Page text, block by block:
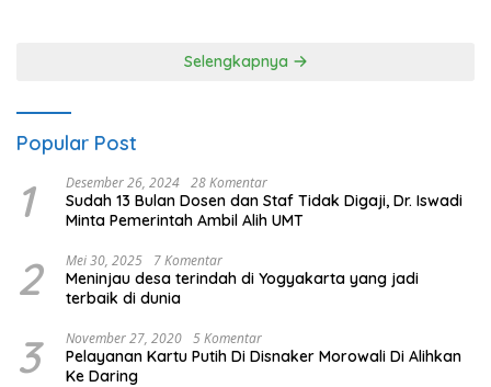
Selengkapnya
Popular Post
1 Desember 26, 2024 28 Komentar
Sudah 13 Bulan Dosen dan Staf Tidak Digaji, Dr. Iswadi
Minta Pemerintah Ambil Alih UMT
2 Mei 30, 2025 7 Komentar
Meninjau desa terindah di Yogyakarta yang jadi
terbaik di dunia
3 November 27, 2020 5 Komentar
Pelayanan Kartu Putih Di Disnaker Morowali Di Alihkan
Ke Daring